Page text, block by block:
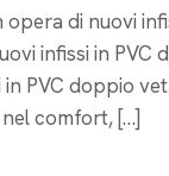
di nuovi
infissi in PVC
PVC doppio
comfort, […]